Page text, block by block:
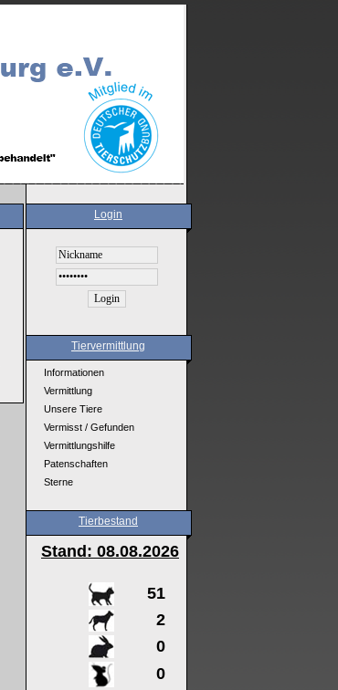
Login
Tiervermittlung
Informationen
Vermittlung
Unsere Tiere
Vermisst / Gefunden
Vermittlungshilfe
Patenschaften
Sterne
Tierbestand
Stand: 08.08.2026
51
2
0
0